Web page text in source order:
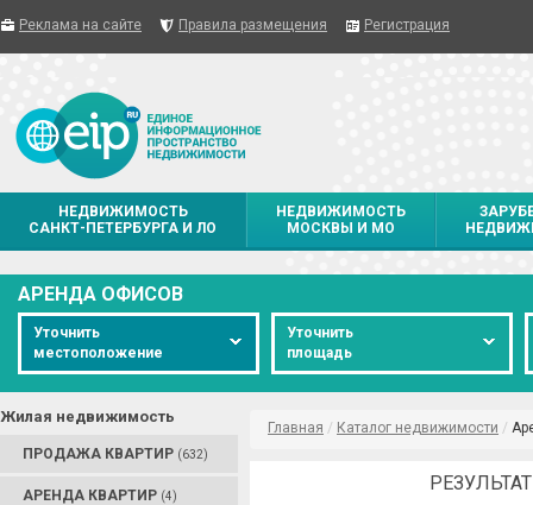
Реклама на сайте Правила размещения Регистрация
НЕДВИЖИМОСТЬ
САНКТ-ПЕТЕРБУРГА И ЛО
НЕДВИЖИМОСТЬ
МОСКВЫ И МО
АРЕНДА ОФИСОВ
Уточнить
местоположение
Уточнить
площадь
Жилая недвижимость
ПРОДАЖА КВАРТИР (632)
АРЕНДА КВАРТИР (4)
Главная / Каталог недвижимости /